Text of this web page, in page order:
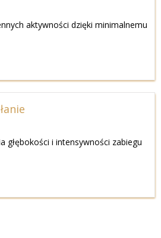
aktywności dzięki minimalnemu
głębokości i intensywności zabiegu